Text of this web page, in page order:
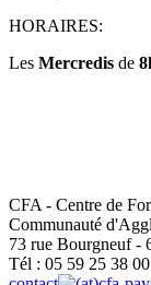
HORAIRES:
Les Mercredis de
CFA - Centre de
Communauté
73 rue Bourgneuf -
Tél : 05 59 25 38 00